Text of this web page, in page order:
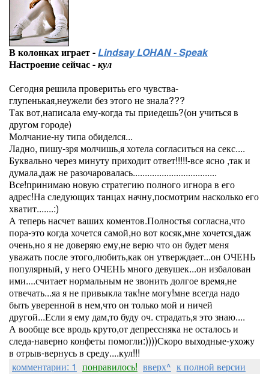
В колонках играет -Lindsay LOHAN - Speak
Настроение сейчас -кул
Сегодня решила проверитьь его чувства-
глупенькая,неужели без этого не знала???
Так вот,написала ему-когда ты приедешь?(он учиться в
другом городе)
Молчание-ну типа обиделся...
Ладно, пишу-зря молчишь,я хотела согласиться на секс....
Буквально через минуту приходит ответ!!!!!-все ясно ,так и
думала,даж не разочаровалась...................................
Все!принимаю новую стратегию полного игнора в его
адрес!На следующих танцах начну,посмотрим насколько его
хватит.......:)
А теперь насчет ваших коментов.Полностья согласна,что
пора-это когда хочется самой,но вот косяк,мне хочется,даж
очень,но я не доверяю ему,не верю что он будет меня
уважать после этого,любить,как он утверждает...он ОЧЕНЬ
популярный, у него ОЧЕНЬ много девушек...он избалован
ими....считает нормальным не звонить долгое время,не
отвечать...яа я не привыкла так!не могу!мне всегда надо
быть уверенной в нем,что он только мой и ничей
другой...Если я ему дам,то буду оч. страдать,я это знаю....
А вообще все вродь круто,от депрессняка не осталось и
следа-наверно конфеты помогли:))))Скоро выходные-ухожу
в отрыв-вернусь в среду....кул!!!
комментарии: 1 понравилось! вверх^ к полной версии